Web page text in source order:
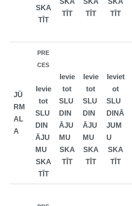
SKA
TĪT
TĪT
TĪT
TĪT
JŪ
RM
AL
A
PRE
CES
Ievie
tot
SLU
DIN
ĀJU
MU
SKA
TĪT
Ievie
tot
SLU
DIN
ĀJU
MU
SKA
TĪT
Ievie
tot
SLU
DIN
ĀJU
MU
SKA
TĪT
Ieviet
ot
SLU
DINĀ
JUM
U
SKA
TĪT